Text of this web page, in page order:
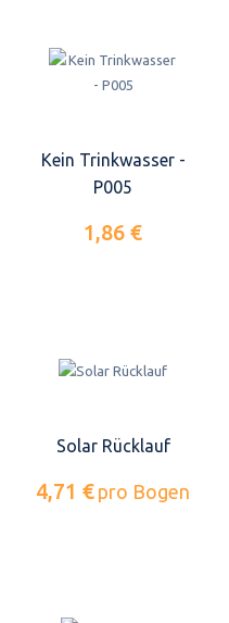
Kein Trinkwasser -
P005
1,86 €
Solar Rücklauf
4,71 € pro Bogen